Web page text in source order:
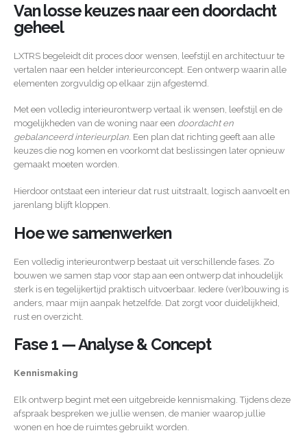
Van losse keuzes naar een doordacht
geheel
LXTRS begeleidt dit proces door wensen, leefstijl en architectuur te
vertalen naar een helder interieurconcept. Een ontwerp waarin alle
elementen zorgvuldig op elkaar zijn afgestemd.
Met een volledig interieurontwerp vertaal ik wensen, leefstijl en de
mogelijkheden van de woning naar een doordacht en
gebalanceerd interieurplan. Een plan dat richting geeft aan alle
keuzes die nog komen en voorkomt dat beslissingen later opnieuw
gemaakt moeten worden.
Hierdoor ontstaat een interieur dat rust uitstraalt, logisch aanvoelt en
jarenlang blijft kloppen.
Hoe we samenwerken
Een volledig interieurontwerp bestaat uit verschillende fases. Zo
bouwen we samen stap voor stap aan een ontwerp dat inhoudelijk
sterk is en tegelijkertijd praktisch uitvoerbaar. Iedere (ver)bouwing is
anders, maar mijn aanpak hetzelfde. Dat zorgt voor duidelijkheid,
rust en overzicht.
Fase 1 — Analyse & Concept
Kennismaking
Elk ontwerp begint met een uitgebreide kennismaking. Tijdens deze
afspraak bespreken we jullie wensen, de manier waarop jullie
wonen en hoe de ruimtes gebruikt worden.